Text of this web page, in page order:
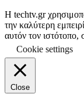
Η techtv.gr
την καλύτερη
αυτόν τον
Cookie settings
Close